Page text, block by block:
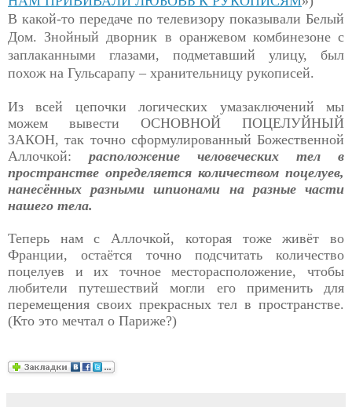
В какой-то передаче по телевизору показывали Белый
Дом. Знойный дворник в оранжевом комбинезоне с
заплаканными глазами, подметавший улицу, был
похож на Гульсарапу – хранительницу рукописей.
Из всей цепочки логических умазаключений мы
можем вывести ОСНОВНОЙ ПОЦЕЛУЙНЫЙ
ЗАКОН, так точно сформулированный Божественной
Аллочкой: расположение человеческих тел в
пространстве определяется количеством поцелуев,
нанесённых разными шпионами на разные части
нашего тела.
Теперь нам с Аллочкой, которая тоже живёт во
Франции, остаётся точно подсчитать количество
поцелуев и их точное месторасположение, чтобы
любители путешествий могли его применить для
перемещения своих прекрасных тел в пространстве.
(Кто это мечтал о Париже?)